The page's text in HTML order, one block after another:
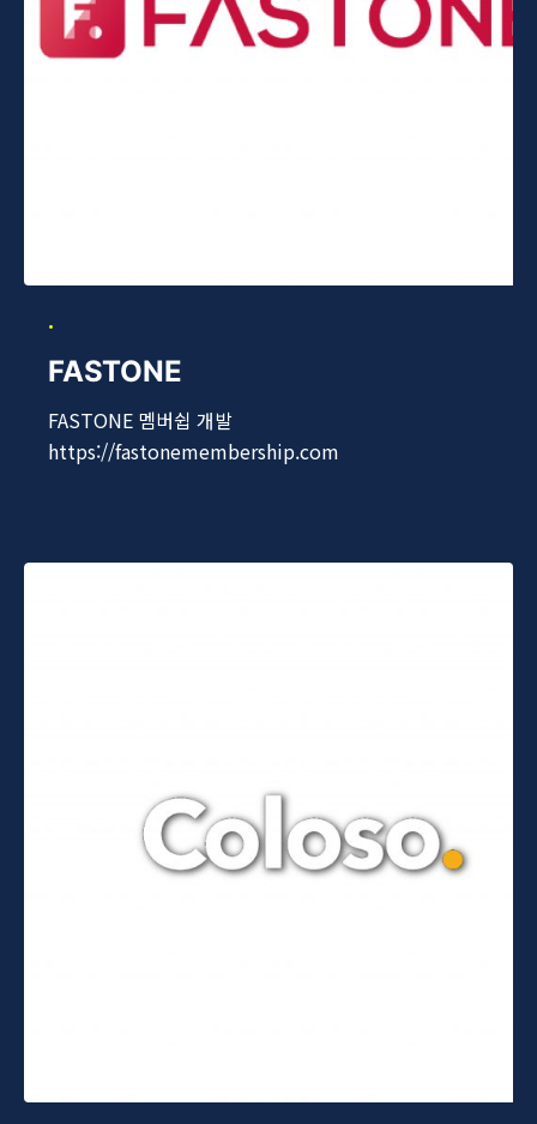
FASTONE
FASTONE 멤버쉽 개발
https://fastonemembership.com